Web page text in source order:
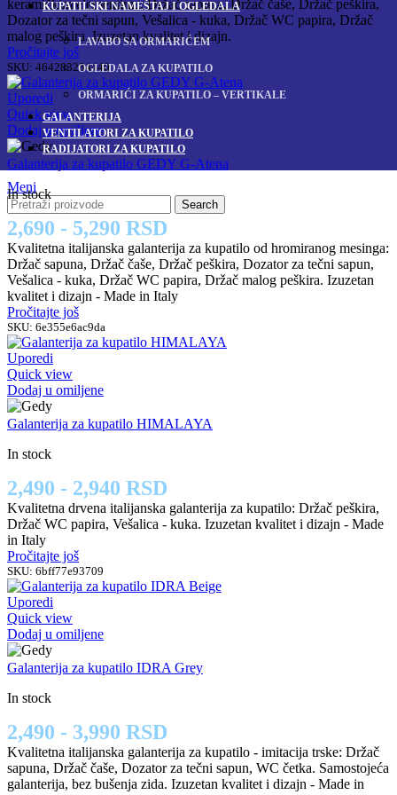
KUPATILSKI NAMEŠTAJ I OGLEDALA
LAVABO SA ORMARIĆEM
OGLEDALA ZA KUPATILO
ORMARIĆI ZA KUPATILO – VERTIKALE
GALANTERIJA
VENTILATORI ZA KUPATILO
RADIJATORI ZA KUPATILO
Meni
Search
keramičkim elementima: Držač sapuna, Držač čaše, Držač peškira,
Dozator za tečni sapun, Vešalica - kuka, Držač WC papira, Držač
malog peškira. Izuzetan kvalitet i dizajn.
Pročitajte još
SKU: 464283284440
Uporedi
Quick view
Dodaj u omiljene
Galanterija za kupatilo GEDY G-Atena
In stock
2,690 - 5,290 RSD
Kvalitetna italijanska galanterija za kupatilo od hromiranog mesinga:
Držač sapuna, Držač čaše, Držač peškira, Dozator za tečni sapun,
Vešalica - kuka, Držač WC papira, Držač malog peškira. Izuzetan
kvalitet i dizajn - Made in Italy
Pročitajte još
SKU: 6e355e6ac9da
Uporedi
Quick view
Dodaj u omiljene
Galanterija za kupatilo HIMALAYA
In stock
2,490 - 2,940 RSD
Kvalitetna drvena italijanska galanterija za kupatilo: Držač peškira,
Držač WC papira, Vešalica - kuka. Izuzetan kvalitet i dizajn - Made
in Italy
Pročitajte još
SKU: 6bff77e93709
Uporedi
Quick view
Dodaj u omiljene
Galanterija za kupatilo IDRA Grey
In stock
2,490 - 3,990 RSD
Kvalitetna italijanska galanterija za kupatilo - imitacija trske: Držač
sapuna, Držač čaše, Dozator za tečni sapun, WC četka. Samostojeća
galanterija, bez bušenja zida. Izuzetan kvalitet i dizajn - Made in